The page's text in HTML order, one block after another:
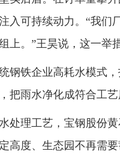
入可持续动力。“我
上。”王昊说，这一
钢铁企业高耗水模式
把雨水净化成符合工
处理工艺，宝钢股份
高度、生态园不再需